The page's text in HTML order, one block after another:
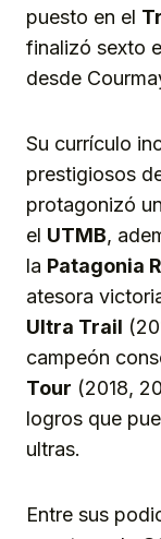
puesto en el
finalizó sexto
desde
Su currículo
prestigiosos
protagonizó
el UTMB,
la Patagonia
atesora
Ultra Trail
campeón
Tour (2018,
logros que
ultras.
Entre sus